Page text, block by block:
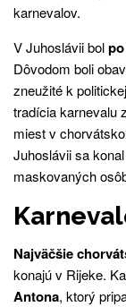
karnevalov.
V Juhoslávii bol
Dôvodom boli
zneužité k
tradícia karnevalu
miest v
Juhoslávii sa
maskovaných
Najväčšie
konajú v Rijeke.
Antona, ktorý